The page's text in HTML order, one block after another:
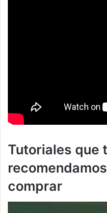
Tutoriales que
comprar